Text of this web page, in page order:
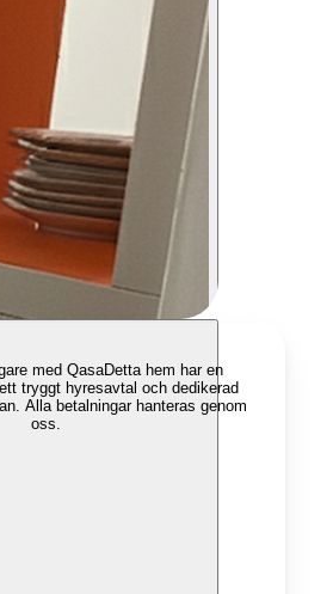
med QasaDetta hem har en
tryggt hyresavtal och dedikerad
Alla betalningar hanteras genom
oss.